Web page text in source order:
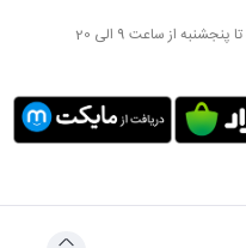
از ساعت 9 الی 20